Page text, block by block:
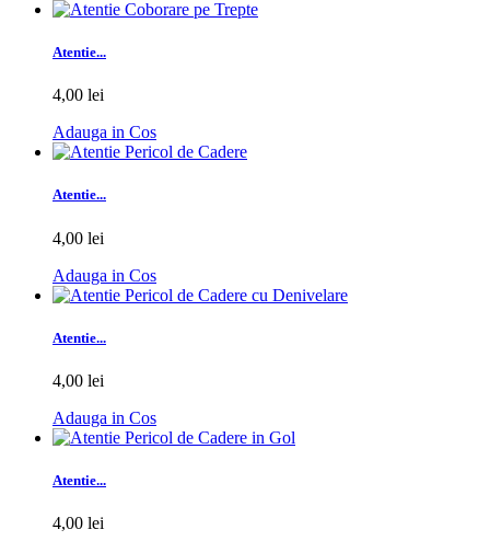
Atentie...
4,00 lei
Adauga in Cos
Atentie...
4,00 lei
Adauga in Cos
Atentie...
4,00 lei
Adauga in Cos
Atentie...
4,00 lei